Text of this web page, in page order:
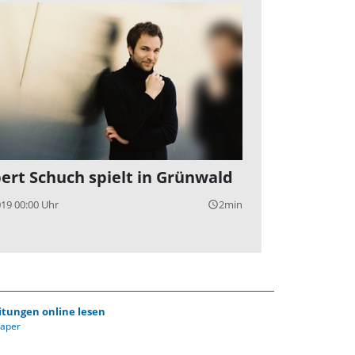
Schuch spielt in Grünwald
00:00 Uhr query_builder2min
online lesen